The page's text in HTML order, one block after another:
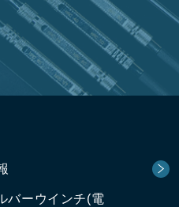
バーウインチ(電